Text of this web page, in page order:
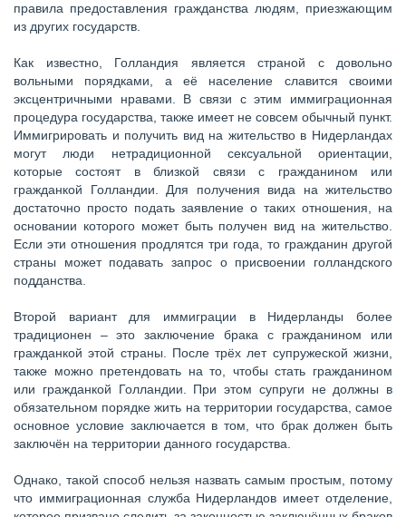
правила предоставления гражданства людям, приезжающим
из других государств.
Как известно, Голландия является страной с довольно
вольными порядками, а её население славится своими
эксцентричными нравами. В связи с этим иммиграционная
процедура государства, также имеет не совсем обычный пункт.
Иммигрировать и получить вид на жительство в Нидерландах
могут люди нетрадиционной сексуальной ориентации,
которые состоят в близкой связи с гражданином или
гражданкой Голландии. Для получения вида на жительство
достаточно просто подать заявление о таких отношения, на
основании которого может быть получен вид на жительство.
Если эти отношения продлятся три года, то гражданин другой
страны может подавать запрос о присвоении голландского
подданства.
Второй вариант для иммиграции в Нидерланды более
традиционен – это заключение брака с гражданином или
гражданкой этой страны. После трёх лет супружеской жизни,
также можно претендовать на то, чтобы стать гражданином
или гражданкой Голландии. При этом супруги не должны в
обязательном порядке жить на территории государства, самое
основное условие заключается в том, что брак должен быть
заключён на территории данного государства.
Однако, такой способ нельзя назвать самым простым, потому
что иммиграционная служба Нидерландов имеет отделение,